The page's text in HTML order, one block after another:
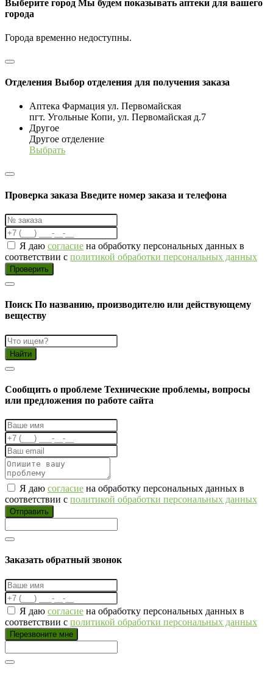
Выберите город Мы будем показывать аптеки для вашего
города
Города временно недоступны.
Отделения Выбор отделения для получения заказа
Аптека Фармация ул. Первомайская
пгт. Угольные Копи, ул. Первомайская д.7
Другое
Другое отделение
Выбрать
Проверка заказа Введите номер заказа и телефона
Я даю согласие на обработку персональных данных в
соответствии с политикой обработки персональных данных
Проверить
Поиск По названию, производителю или действующему
веществу
Найти
Cообщить о проблеме Технические проблемы, вопросы
или предложения по работе сайта
Я даю согласие на обработку персональных данных в
соответствии с политикой обработки персональных данных
Отправить
Заказать обратный звонок
Я даю согласие на обработку персональных данных в
соответствии с политикой обработки персональных данных
Перезвоните мне